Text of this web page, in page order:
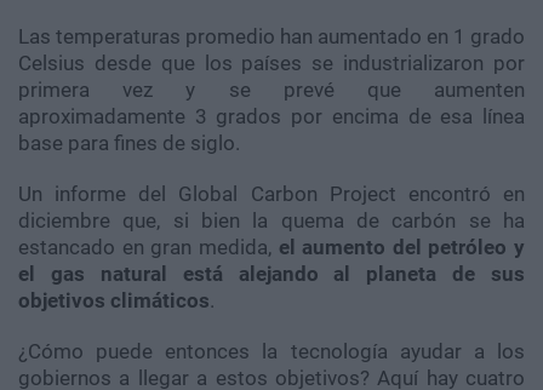
Las temperaturas promedio han aumentado en 1 grado
Celsius desde que los países se industrializaron por
primera vez y se prevé que aumenten
aproximadamente 3 grados por encima de esa línea
base para fines de siglo.
Un informe del Global Carbon Project encontró en
diciembre que, si bien la quema de carbón se ha
estancado en gran medida, el aumento del petróleo y
el gas natural está alejando al planeta de sus
objetivos climáticos.
¿Cómo puede entonces la tecnología ayudar a los
gobiernos a llegar a estos objetivos? Aquí hay cuatro